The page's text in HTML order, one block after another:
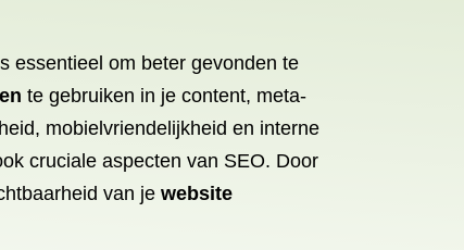
essentieel om beter gevonden te
te gebruiken in je content, meta-
mobielvriendelijkheid en interne
cruciale aspecten van SEO. Door
van je website